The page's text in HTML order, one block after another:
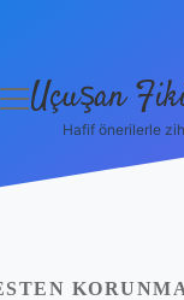
menüyü
Uçuşan
Hafif önerilerle